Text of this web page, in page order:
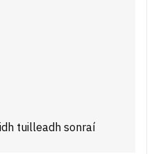
tuilleadh sonraí